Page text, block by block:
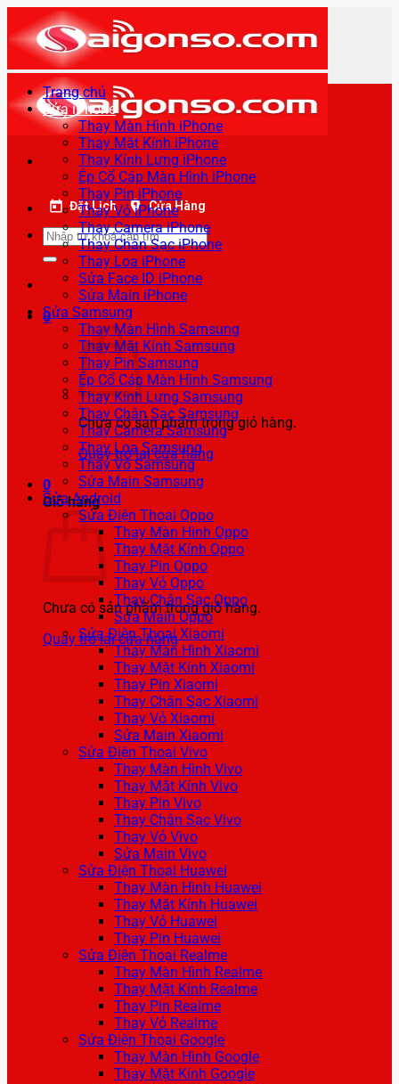
qua
nội
dung
Đặt Lịch Cửa Hàng
Tìm
kiếm:
0
Chưa có sản phẩm trong giỏ hàng.
Quay trở lại cửa hàng
0
Giỏ hàng
Chưa có sản phẩm trong giỏ hàng.
Quay trở lại cửa hàng
Trang chủ
Sửa iPhone
Thay Màn Hình iPhone
Thay Mặt Kính iPhone
Thay Kính Lưng iPhone
Ép Cổ Cáp Màn Hình iPhone
Thay Pin iPhone
Thay Vỏ iPhone
Thay Camera iPhone
Thay Chân Sạc iPhone
Thay Loa iPhone
Sửa Face ID iPhone
Sửa Main iPhone
Sửa Samsung
Thay Màn Hình Samsung
Thay Mặt Kính Samsung
Thay Pin Samsung
Ép Cổ Cáp Màn Hình Samsung
Thay Kính Lưng Samsung
Thay Chân Sạc Samsung
Thay Camera Samsung
Thay Loa Samsung
Thay Vỏ Samsung
Sửa Main Samsung
Sửa Android
Sửa Điện Thoại Oppo
Thay Màn Hình Oppo
Thay Mặt Kính Oppo
Thay Pin Oppo
Thay Vỏ Oppo
Thay Chân Sạc Oppo
Sửa Main Oppo
Sửa Điện Thoại Xiaomi
Thay Màn Hình Xiaomi
Thay Mặt Kính Xiaomi
Thay Pin Xiaomi
Thay Chân Sạc Xiaomi
Thay Vỏ Xiaomi
Sửa Main Xiaomi
Sửa Điện Thoại Vivo
Thay Màn Hình Vivo
Thay Mặt Kính Vivo
Thay Pin Vivo
Thay Chân Sạc Vivo
Thay Vỏ Vivo
Sửa Main Vivo
Sửa Điện Thoại Huawei
Thay Màn Hình Huawei
Thay Mặt Kính Huawei
Thay Vỏ Huawei
Thay Pin Huawei
Sửa Điện Thoại Realme
Thay Màn Hình Realme
Thay Mặt Kính Realme
Thay Pin Realme
Thay Vỏ Realme
Sửa Điện Thoại Google
Thay Màn Hình Google
Thay Mặt Kính Google